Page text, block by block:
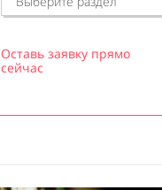
Оставь заявку прямо
сейчас